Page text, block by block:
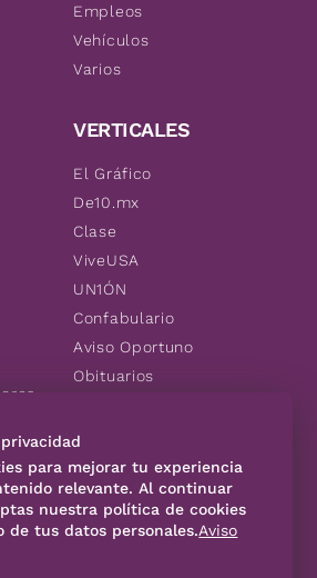
Empleos
Vehículos
Varios
VERTICALES
El Gráfico
De10.mx
Clase
ViveUSA
UN1ÓN
Confabulario
Aviso Oportuno
Obituarios
Consultas
SÍGUENOS
para mejorar tu experiencia
relevante. Al continuar
nuestra política de cookies
de tus datos personales.Aviso